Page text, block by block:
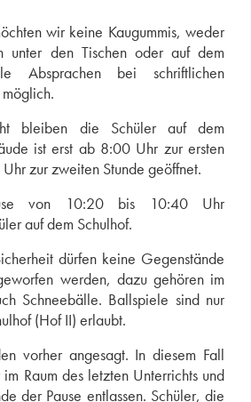
wir keine Kaugummis, weder
unter den Tischen oder auf dem
Absprachen bei schriftlichen
bleiben die Schüler auf dem
ist erst ab 8:00 Uhr zur ersten
zur zweiten Stunde geöffnet.
von 10:20 bis 10:40 Uhr
auf dem Schulhof.
dürfen keine Gegenstände
werden, dazu gehören im
Schneebälle. Ballspiele sind nur
(Hof II) erlaubt.
vorher angesagt. In diesem Fall
Raum des letzten Unterrichts und
der Pause entlassen. Schüler, die